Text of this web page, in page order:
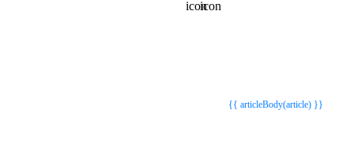
{{ articleBody(article) }}